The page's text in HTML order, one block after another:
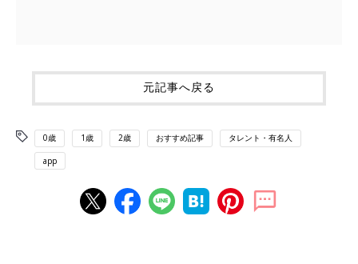
元記事へ戻る
0歳 1歳 2歳 おすすめ記事 タレント・有名人
app